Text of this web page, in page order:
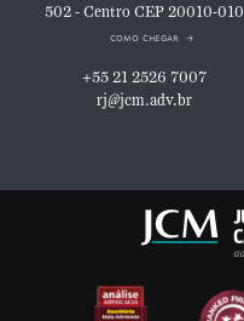
502 - Centro CEP 20010-010
como chegar
+55 21 2526 7007
rj@jcm.adv.br